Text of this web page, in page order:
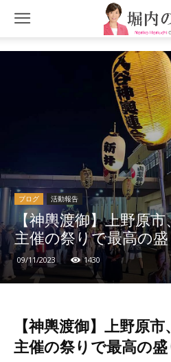
ブログ 活動報告
【神輿渡御】上野原
主催の祭りで最高の盛
09/11/2023 1430
【神輿渡御】上野原
主催の祭りで最高の盛